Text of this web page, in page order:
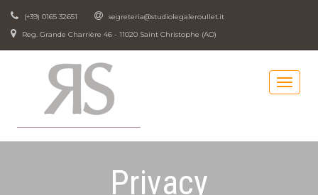
(+39) 0165 32651
segreteria@studiolegaleroullet.it
Reg. Grande Charrière 46 - 11020 Saint Christophe (AO)
Privacy